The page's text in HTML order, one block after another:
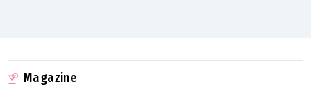
Magazine